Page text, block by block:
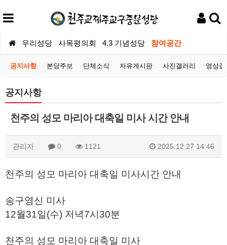
우리성당 사목평의회 4.3 기념성당 참여공간
공지사항 본당주보 단체소식 자유게시판 사진갤러리 영상
공지사항
천주의 성모 마리아 대축일 미사 시간 안내
관리자 0 1121 2025.12.27 14:46
천주의 성모 마리아 대축일 미사시간 안내
송구영신 미사
12월31일(수) 저녁7시30분
천주의 성모 마리아 대축일 미사